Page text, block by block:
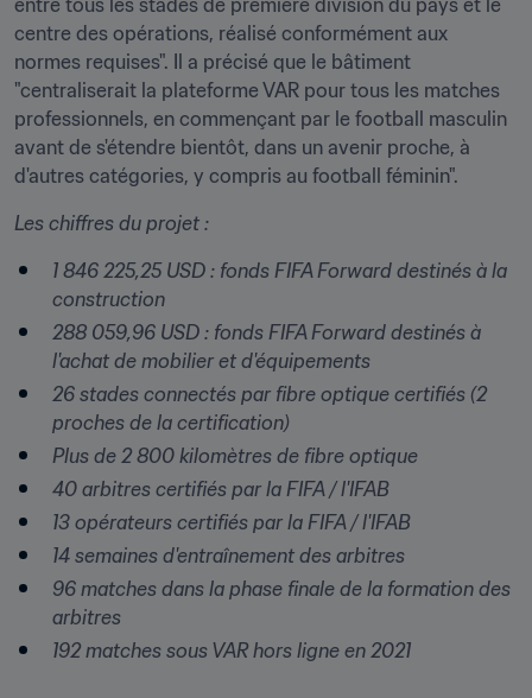
centre des opérations, réalisé conformément aux
normes requises". Il a précisé que le bâtiment
"centraliserait la plateforme VAR pour tous les matches
professionnels, en commençant par le football masculin
avant de s'étendre bientôt, dans un avenir proche, à
d'autres catégories, y compris au football féminin".
Les chiffres du projet :
1 846 225,25 USD : fonds FIFA Forward destinés à la
construction
288 059,96 USD : fonds FIFA Forward destinés à
l'achat de mobilier et d'équipements
26 stades connectés par fibre optique certifiés (2
proches de la certification)
Plus de 2 800 kilomètres de fibre optique
40 arbitres certifiés par la FIFA / l'IFAB
13 opérateurs certifiés par la FIFA / l'IFAB
14 semaines d'entraînement des arbitres
96 matches dans la phase finale de la formation des
arbitres
192 matches sous VAR hors ligne en 2021